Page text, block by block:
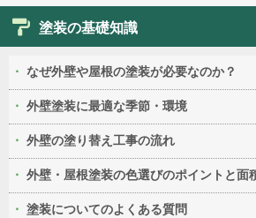
塗装の基礎知識
なぜ外壁や屋根の塗装が必要なのか？
外壁塗装に最適な季節・環境
外壁の塗り替え工事の流れ
外壁・屋根塗装の色選びのポイントと面
塗装についてのよくある質問